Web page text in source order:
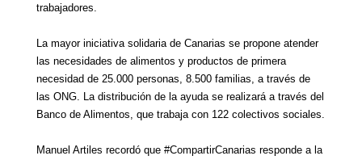
trabajadores.
La mayor iniciativa solidaria de Canarias se propone atender
las necesidades de alimentos y productos de primera
necesidad de 25.000 personas, 8.500 familias, a través de
las ONG. La distribución de la ayuda se realizará a través del
Banco de Alimentos, que trabaja con 122 colectivos sociales.
Manuel Arti les recordó que #CompartirCanarias responde a la